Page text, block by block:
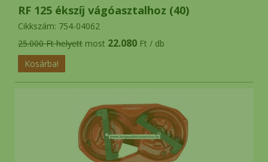
RF 125 ékszíj vágóasztalhoz (40)
Cikkszám: 754-04062
25.000 Ft helyett most 22.080 Ft / db